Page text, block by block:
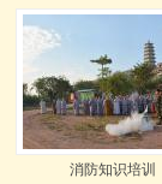
消防知识培训